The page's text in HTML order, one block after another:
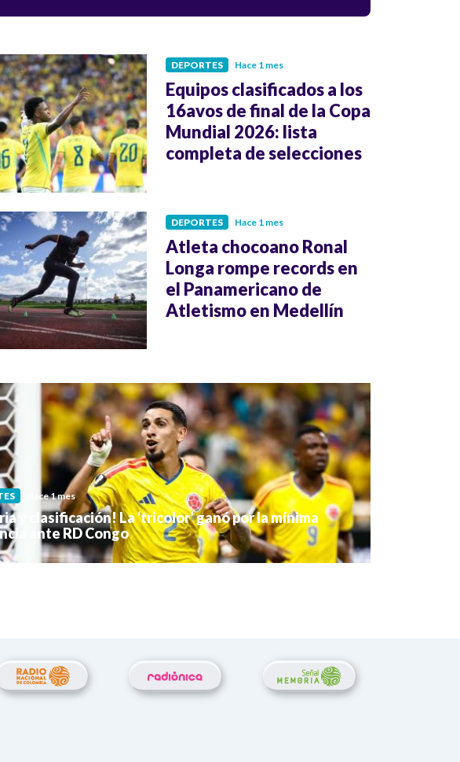
DEPORTES Hace 1 mes
Equipos clasificados a los
16avos de final de la Copa
Mundial 2026: lista
completa de selecciones
DEPORTES Hace 1 mes
Atleta chocoano Ronal
Longa rompe records en
el Panamericano de
Atletismo en Medellín
Hace 1 mes
y clasificación! La ‘tricolor’ ganó por la mínima
ante RD Congo